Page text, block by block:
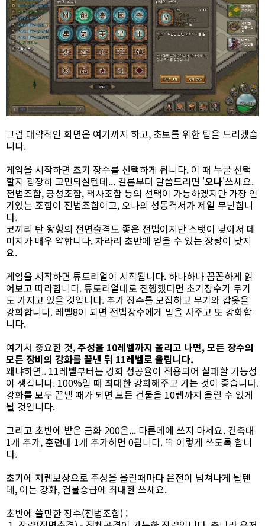
그럼 대략적인 화면은 여기까지 하고, 초보를 위한 팁을 드리겠습
니다.
게임을 시작하면 초기 장수를 선택하게 됩니다. 이 때 누굴 선택
할지 굉장히 고민되실텐데... 결론부터 말씀드리면 '오나'쓰세요.
전법조합, 공성조합, 책사조합 등의 선택이 가능하겠지만 가장 인
기있는 조합이 전법조합이고, 오나의 성동격서가 제일 무난합니
다.
코끼리 탄 왕형의 전면출격도 좋은 전법이지만 스탯이 낮아서 데
미지가 매우 약합니다. 차라리 초반에 얻을 수 있는 장량이 낫지
요.
게임을 시작하면 튜토리얼이 시작됩니다. 하나하나 꼼꼼하게 읽
어보고 따라합니다. 튜토리얼대로 진행했다면 초기장수가 무기
도 가지고 있을 것입니다. 추가 장수를 모집하고 무기와 갑옷을
강화합니다. 레벨8이 되면 전법장수에게 말을 사주고 또 강화합
니다.
여기서 중요한 것,주성을 10레벨까지 올리고 나면, 모든 장수의
모든 장비의 강화를 끝낸 뒤 11레벨로 올립니다.
왜냐하면.. 11레벨부터는 강화 성공율이 적용되어 실패할 가능성
이 생깁니다. 100%일 때 최대한 강화해주고 가는 것이 좋습니다.
강화를 모두 끝낼 때가 되면 모든 건물을 10렙까지 올릴 수 있게
될 것입니다.
그리고 초반에 받은 금화 200은... 다른데에 쓰지 마세요. 건축대
1개 추가, 훈련대 1개 추가하면 0됩니다. 딱 이렇게 쓰도록 합니
다.
초기에 저렙보상으로 주성을 올릴때마다 은전이 넘쳐나게 될텐
데, 이는 강화, 건물승급에 최대한 쓰세요.
초반에 쓸만한 장수(전법조합) :